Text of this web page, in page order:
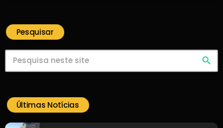
Pesquisar
search
Últimas Notícias